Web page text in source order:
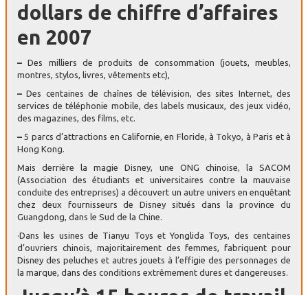
dollars de chiffre d’affaires
en 2007
– Des milliers de produits de consommation (jouets, meubles,
montres, stylos, livres, vêtements etc),
– Des centaines de chaînes de télévision, des sites Internet, des
services de téléphonie mobile, des labels musicaux, des jeux vidéo,
des magazines, des films, etc.
– 5 parcs d’attractions en Californie, en Floride, à Tokyo, à Paris et à
Hong Kong.
Mais derrière la magie Disney, une ONG chinoise, la SACOM
(Association des étudiants et universitaires contre la mauvaise
conduite des entreprises) a découvert un autre univers en enquêtant
chez deux fournisseurs de Disney situés dans la province du
Guangdong, dans le Sud de la Chine.
·Dans les usines de Tianyu Toys et Yonglida Toys, des centaines
d’ouvriers chinois, majoritairement des femmes, fabriquent pour
Disney des peluches et autres jouets à l’effigie des personnages de
la marque, dans des conditions extrêmement dures et dangereuses.